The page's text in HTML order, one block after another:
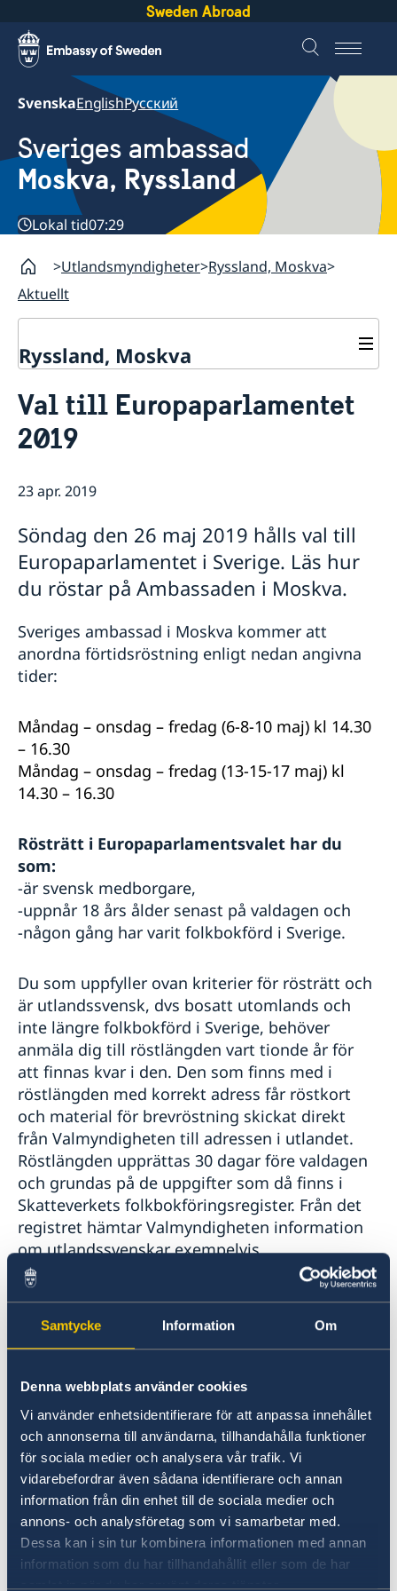
Samtycke Information Om
Denna webbplats använder cookies
Vi använder enhetsidentifierare för att anpassa innehållet
och annonserna till användarna, tillhandahålla funktioner
för sociala medier och analysera vår trafik. Vi
vidarebefordrar även sådana identifierare och annan
information från din enhet till de sociala medier och
annons- och analysföretag som vi samarbetar med.
Dessa kan i sin tur kombinera informationen med annan
information som du har tillhandahållit eller som de har
samlat in när du har använt deras tjänster.
Sweden Abroad
SvenskaEnglishРусский
Sveriges ambassad
Moskva, Ryssland
Lokal tid07:29
Utlandsmyndigheter Ryssland, Moskva
Aktuellt
Ryssland, Moskva
Kontakt
Så stöttar vi svenska företag
Business Sweden i Ryssland
Företagsfrukost på ambassaden
Information till svenskar i Ryssland
Val till Europaparlamentet
2019
23 apr. 2019
Söndag den 26 maj 2019 hålls val till
Europaparlamentet i Sverige. Läs hur
du röstar på Ambassaden i Moskva.
Sveriges ambassad i Moskva kommer att
anordna förtidsröstning enligt nedan angivna
tider:
Måndag – onsdag – fredag (6-8-10 maj) kl 14.30
– 16.30
Måndag – onsdag – fredag (13-15-17 maj) kl
14.30 – 16.30
Rösträtt i Europaparlamentsvalet har du
som:
-är svensk medborgare,
-uppnår 18 års ålder senast på valdagen och
-någon gång har varit folkbokförd i Sverige.
Du som uppfyller ovan kriterier för rösträtt och
är utlandssvensk, dvs bosatt utomlands och
inte längre folkbokförd i Sverige, behöver
anmäla dig till röstlängden vart tionde år för
att finnas kvar i den. Den som finns med i
röstlängden med korrekt adress får röstkort
och material för brevröstning skickat direkt
från Valmyndigheten till adressen i utlandet.
Röstlängden upprättas 30 dagar före valdagen
och grundas på de uppgifter som då finns i
Skatteverkets folkbokföringsregister. Från det
registret hämtar Valmyndigheten information
om utlandssvenskar exempelvis
adressuppgifter.
Skatteverkets blankett –Ny adress/röstlängd
för utvandrad(SKV7842) - används om du är
- anmäla dig till röstlängden
- anmäla ny adress när du flyttat i utlandet
En ny tioårsperiod startar om du anmäler ny
adress i utlandet eller anmäler att du vill vara
kvar i röstlängden. Flera personer i en familj
kan samtidigt göra anmälan till röstlängd och
anmäla ny adress i utlandet på blankett SKV
7842.